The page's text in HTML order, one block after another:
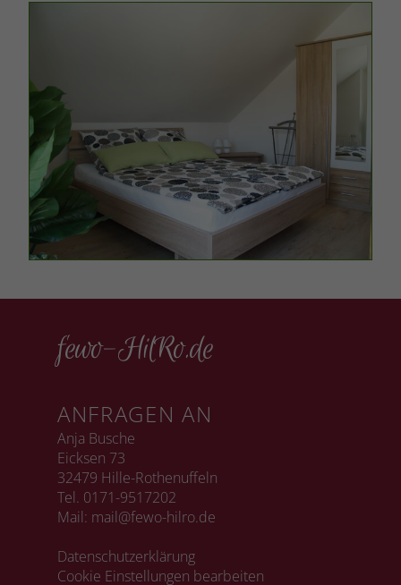
fewo-HilRo.de
ANFRAGEN AN
Anja Busche
Eicksen 73
32479 Hille-Rothenuffeln
Tel. 0171-9517202
Mail: mail@fewo-hilro.de
Datenschutzerklärung
Cookie Einstellungen bearbeiten